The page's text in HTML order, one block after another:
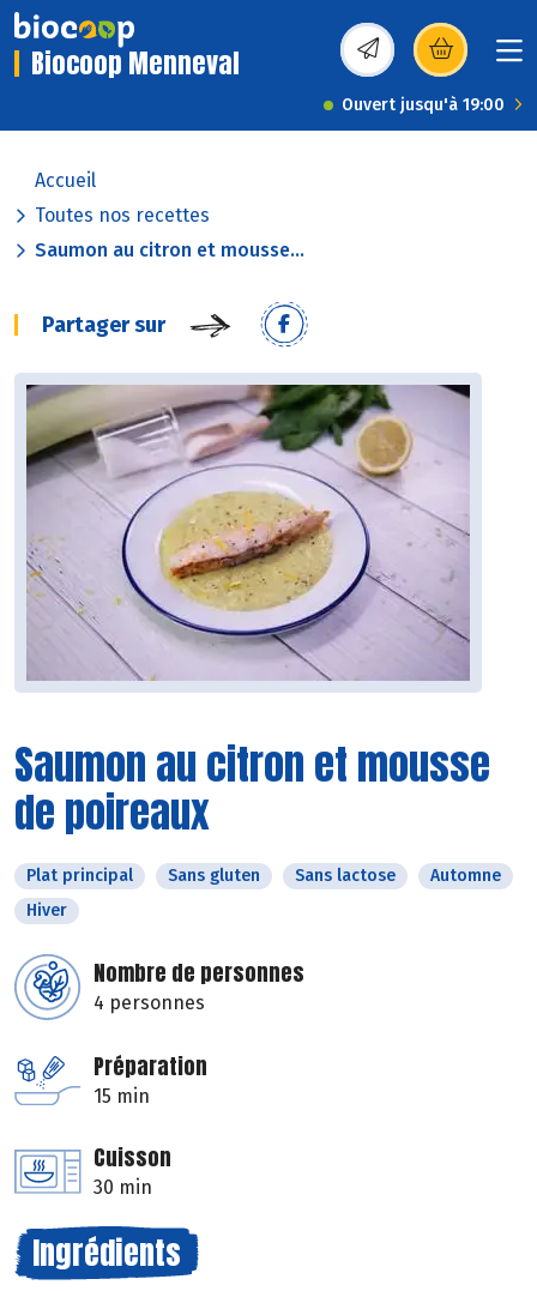
Biocoop Menneval (s’ouvre dans une
Ouvert jusqu'à 19:00
Accueil
Toutes nos recettes
Saumon au citron et mousse...
Partager sur
Saumon au citron et mousse
de poireaux
Plat principal Sans gluten Sans lactose
Automne
Hiver
Nombre de personnes
4 personnes
Préparation
15 min
Cuisson
30 min
Ingrédients